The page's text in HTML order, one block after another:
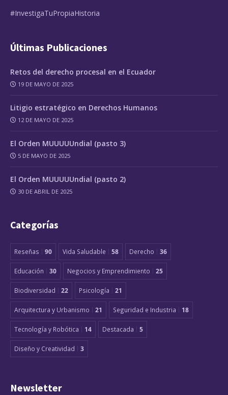
#InvestigaTuPropiaHistoria
Últimas Publicaciones
Retos del derecho procesal en el Ecuador
19 DE MAYO DE 2025
Litigio estratégico en Derechos Humanos
12 DE MAYO DE 2025
El Orden MUUUUUndial (pasto 3)
5 DE MAYO DE 2025
El Orden MUUUUUndial (pasto 2)
30 DE ABRIL DE 2025
Categorías
Reseñas 90 Vida Saludable 58 Derecho 36
Educación 30 Negocios y Emprendimiento 25
Biodiversidad 22 Psicología 21
Arquitectura y Urbanismo 21 Seguridad e Industria 18
Tecnología y Robótica 14 Destacada 5
Diseño y Creatividad 3
Newsletter